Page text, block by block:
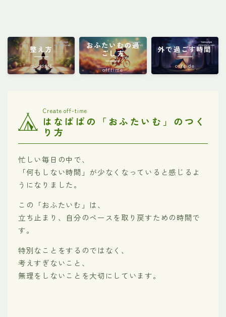
mindset
整え方
offtime
おふたいむの過
ごし方
outside
外で過ごす時間
Create off-time
はなぱぱの「おふたいむ」のつく
り方
忙しい毎日の中で、
「何もしない時間」が少なくなっていると感じるよ
うになりました。
この「おふたいむ」は、
立ち止まり、自分のペースを取り戻すための時間で
す。
特別なことをするのではなく、
考えすぎないこと、
無理をしないことを大切にしています。